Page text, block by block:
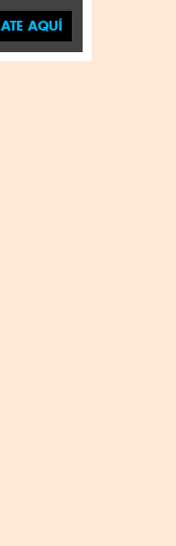
AQUÍ